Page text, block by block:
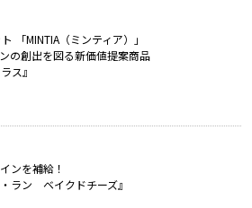
「MINTIA（ミンティア）」
の創出を図る新価値提案商品
ス』
ンを補給！
ラン ベイクドチーズ』